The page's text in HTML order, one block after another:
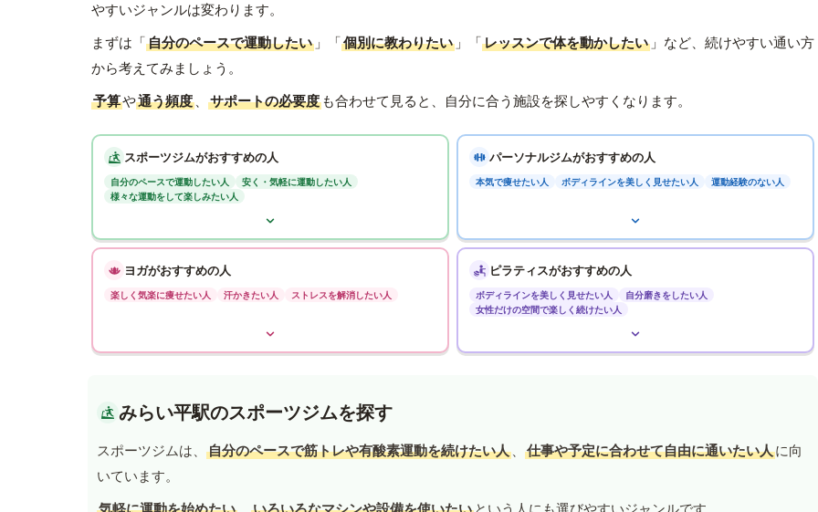
やすいジャンルは変わります。
まずは「自分のペースで運動したい 」「個別に教わりたい 」「レッスンで体を動かしたい 」など、続けやすい通い方
から考えてみましょう。
予算や通う頻度 、 サポートの必要度 も合わせて見ると、自分に合う施設を探しやすくなります。
スポーツジムがおすすめの人
自分のペースで運動したい人
安く・気軽に運動したい人
様々な運動をして楽しみたい人
パーソナルジムがおすすめの人
本気で痩せたい人 ボディラインを美しく見せたい人 運動経験のない人
ヨガがおすすめの人
楽しく気楽に痩せたい人 汗かきたい人 ストレスを解消したい人
ピラティスがおすすめの人
ボディラインを美しく見せたい人
自分磨きをしたい人
女性だけの空間で楽しく続けたい人
みらい平駅のスポーツジムを探す
スポーツジムは、 自分のペースで筋トレや有酸素運動を続けたい人 、 仕事や予定に合わせて自由に通いたい人に向
いています。